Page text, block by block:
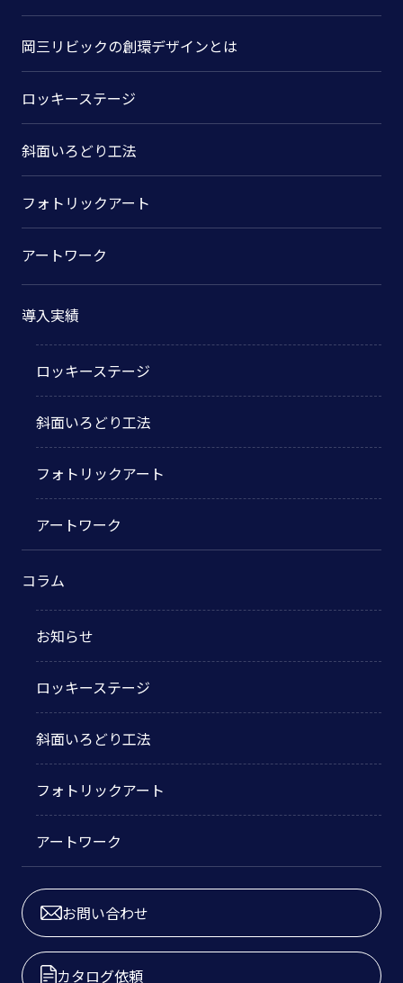
岡三リビックの創環デザインとは
ロッキーステージ
斜面いろどり工法
フォトリックアート
アートワーク
導入実績
ロッキーステージ
斜面いろどり工法
フォトリックアート
アートワーク
コラム
お知らせ
ロッキーステージ
斜面いろどり工法
フォトリックアート
アートワーク
お問い合わせ
カタログ依頼